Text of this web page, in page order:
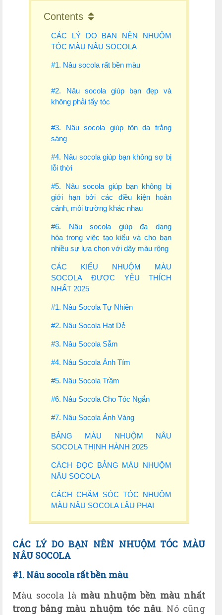
Contents
CÁC LÝ DO BẠN NÊN NHUỘM
TÓC MÀU NÂU SOCOLA
#1. Nâu socola rất bền màu
#2. Nâu socola giúp bạn đẹp và
không phải tẩy tóc
#3. Nâu socola giúp tôn da trắng
sáng
#4. Nâu socola giúp bạn không sợ bị
lỗi thời
#5. Nâu socola giúp bạn không bị
giới hạn bởi các điều kiện hoàn
cảnh, môi trường khác nhau
#6. Nâu socola giúp đa dạng
hóa trong việc tạo kiểu và cho bạn
nhiều sự lựa chọn với dãy màu rộng
CÁC KIỂU NHUỘM MÀU
SOCOLA ĐƯỢC YÊU THÍCH
NHẤT 2025
#1. Nâu Socola Tự Nhiên
#2. Nâu Socola Hạt Dẻ
#3. Nâu Socola Sẫm
#4. Nâu Socola Ánh Tím
#5. Nâu Socola Trầm
#6. Nâu Socola Cho Tóc Ngắn
#7. Nâu Socola Ánh Vàng
BẢNG MÀU NHUỘM NÂU
SOCOLA THỊNH HÀNH 2025
CÁCH ĐỌC BẢNG MÀU NHUỘM
NÂU SOCOLA
CÁCH CHĂM SÓC TÓC NHUỘM
MÀU NÂU SOCOLA LÂU PHAI
CÁC LÝ DO BẠN NÊN NHUỘM TÓC MÀU
NÂU SOCOLA
#1. Nâu socola rất bền màu
Màu socola là màu nhuộm bền màu nhất
trong bảng màu nhuộm tóc nâu. Nó cũng